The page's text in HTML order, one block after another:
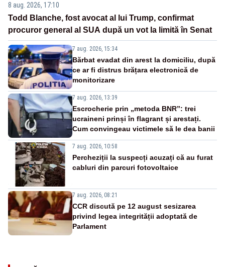
8 aug. 2026, 17:10
Todd Blanche, fost avocat al lui Trump, confirmat
procuror general al SUA după un vot la limită în Senat
7 aug. 2026, 15:34
Bărbat evadat din arest la domiciliu, după
ce ar fi distrus brățara electronică de
monitorizare
7 aug. 2026, 13:39
Escrocherie prin „metoda BNR”: trei
ucraineni prinși în flagrant și arestați.
Cum convingeau victimele să le dea banii
7 aug. 2026, 10:58
Percheziții la suspecți acuzați că au furat
cabluri din parcuri fotovoltaice
7 aug. 2026, 08:21
CCR discută pe 12 august sesizarea
privind legea integrității adoptată de
Parlament